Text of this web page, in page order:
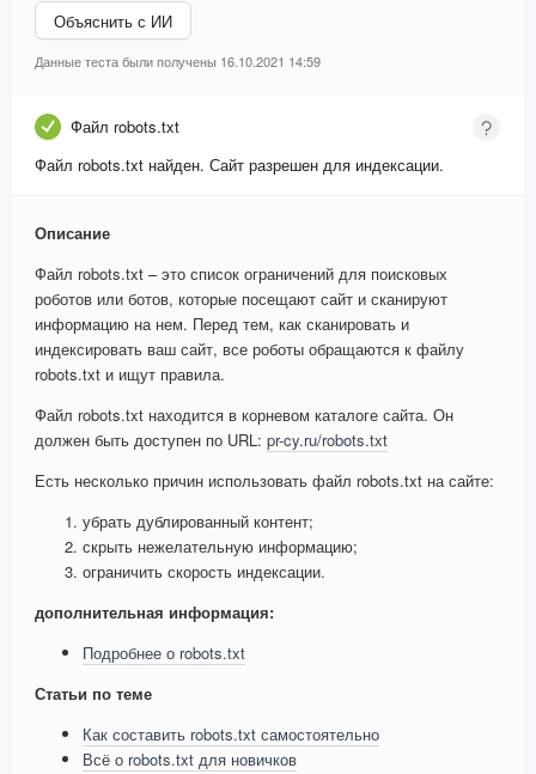
Объяснить с ИИ
Данные теста были получены 16.10.2021 14:59
Файл robots.txt
Файл robots.txt найден. Сайт разрешен для индексации.
Описание
Файл robots.txt – это список ограничений для поисковых
роботов или ботов, которые посещают сайт и сканируют
информацию на нем. Перед тем, как сканировать и
индексировать ваш сайт, все роботы обращаются к файлу
robots.txt и ищут правила.
Файл robots.txt находится в корневом каталоге сайта. Он
должен быть доступен по URL: pr-cy.ru/robots.txt
Есть несколько причин использовать файл robots.txt на сайте:
убрать дублированный контент;
скрыть нежелательную информацию;
ограничить скорость индексации.
дополнительная информация:
Подробнее о robots.txt
Статьи по теме
Как составить robots.txt самостоятельно
Всё о robots.txt для новичков